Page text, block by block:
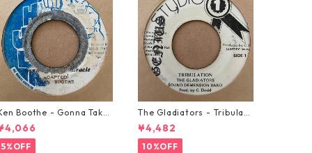
Boothe - Gonna Take
Miracle【7-21362】
5%OFF
The Gladiators - Tribulati
on【7-21365】
¥4,482
10%OFF